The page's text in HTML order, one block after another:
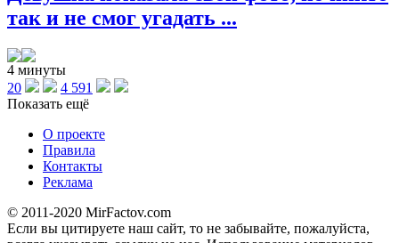
так и не смог угадать ...
4 минуты
20
4 591
Показать ещё
О проекте
Правила
Контакты
Реклама
© 2011-2020 MirFactov.com
Если вы цитируете наш сайт, то не забывайте, пожалуйста,